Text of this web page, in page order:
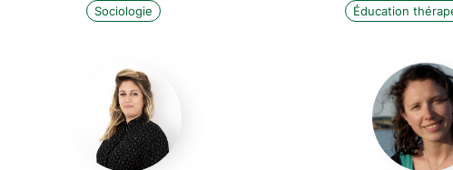
Sociologie Éducation
Claire
Alquier